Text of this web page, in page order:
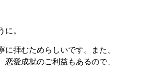
。
拝むためらしいです。また、
愛成就のご利益もあるので、